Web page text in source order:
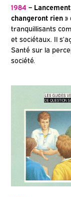
1984 –
changeront rien »
tranquillisants
et sociétaux. Il
Santé sur la
société.